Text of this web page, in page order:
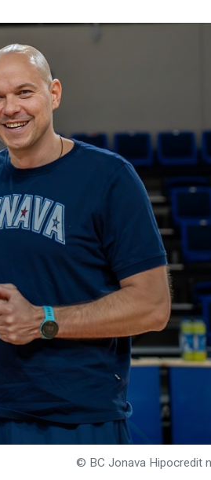
© BC Jonava Hipocredit